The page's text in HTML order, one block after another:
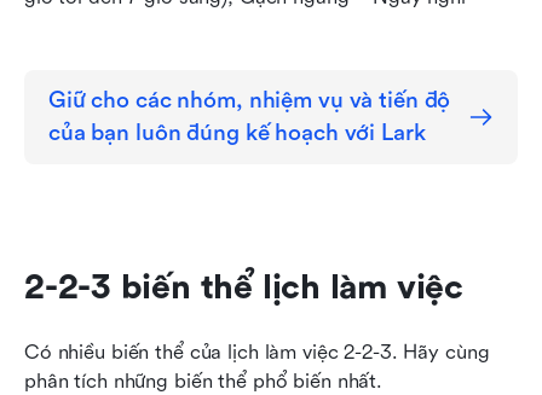
Giữ cho các nhóm, nhiệm vụ và tiến độ
của bạn luôn đúng kế hoạch với Lark
2-2-3 biến thể lịch làm việc
Có nhiều biến thể của lịch làm việc 2-2-3. Hãy cùng
phân tích những biến thể phổ biến nhất.